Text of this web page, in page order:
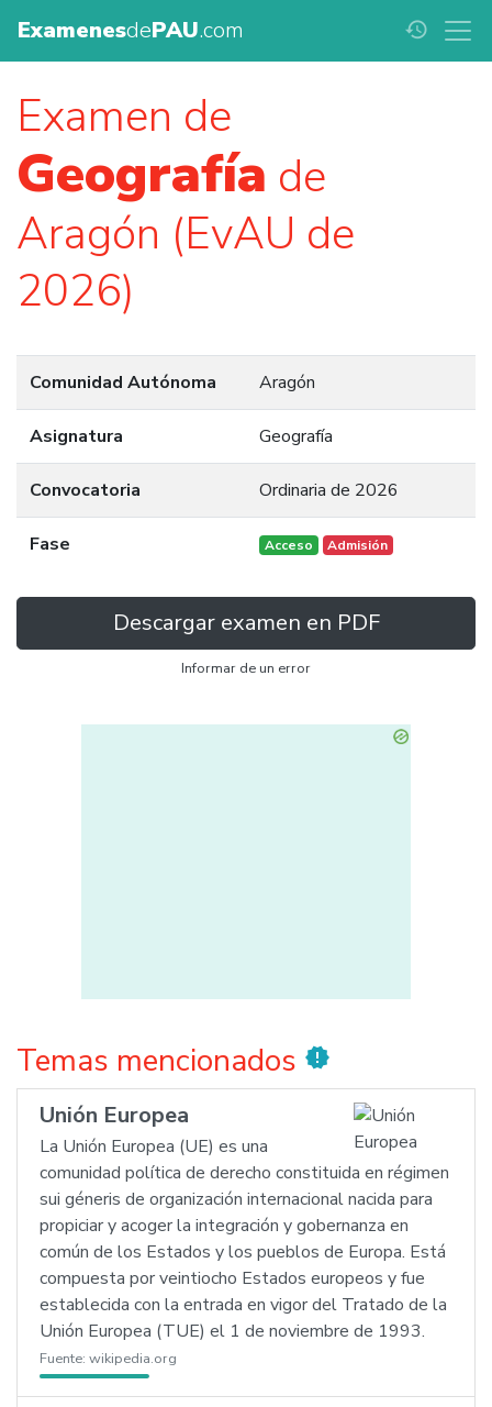
ExamenesdePAU.com history
Examen de
Geografía de
Aragón (EvAU de
2026)
Comunidad Autónoma Aragón
Asignatura Geografía
Convocatoria Ordinaria de 2026
Fase Acceso Admisión
Descargar examen en PDF
Informar de un error
Temas mencionados new_releases
Unión Europea
La Unión Europea (UE) es una
comunidad política de derecho constituida en régimen
sui géneris de organización internacional nacida para
propiciar y acoger la integración y gobernanza en
común de los Estados y los pueblos de Europa. Está
compuesta por veintiocho Estados europeos y fue
establecida con la entrada en vigor del Tratado de la
Unión Europea (TUE) el 1 de noviembre de 1993.
Fuente: wikipedia.org